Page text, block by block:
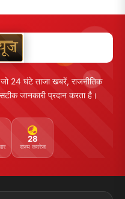
24 घंटे ताजा खबरें, राजनीतिक
जानकारी प्रदान करता है।
28
राज्य कवरेज